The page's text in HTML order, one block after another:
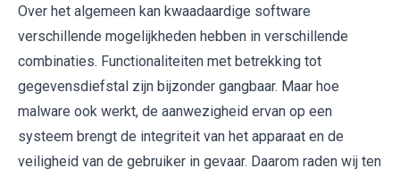
Over het algemeen kan kwaadaardige software
verschillende mogelijkheden hebben in verschillende
combinaties. Functionaliteiten met betrekking tot
gegevensdiefstal zijn bijzonder gangbaar. Maar hoe
malware ook werkt, de aanwezigheid ervan op een
systeem brengt de integriteit van het apparaat en de
veiligheid van de gebruiker in gevaar. Daarom raden wij ten